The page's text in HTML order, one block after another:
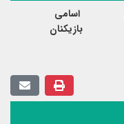
اسامی
بازیکنان